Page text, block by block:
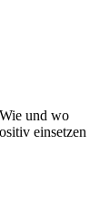
und wo
einsetzen